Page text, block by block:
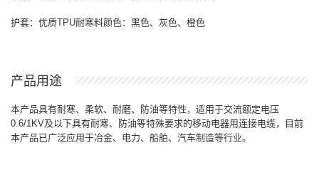
护套：优质TPU耐寒料颜色：黑色、灰色、橙色
产品用途
本产品具有耐寒、柔软、耐磨、防油等特性，适用于交流额定电压
0.6/1KV及以下具有耐寒、防油等特殊要求的移动电器用连接电缆，目前
本产品已广泛应用于冶金、电力、船舶、汽车制造等行业。